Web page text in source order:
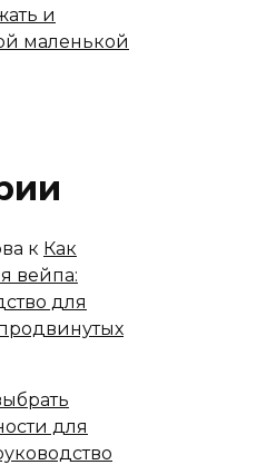
и
маленькой
к Как
вейпа:
для
для